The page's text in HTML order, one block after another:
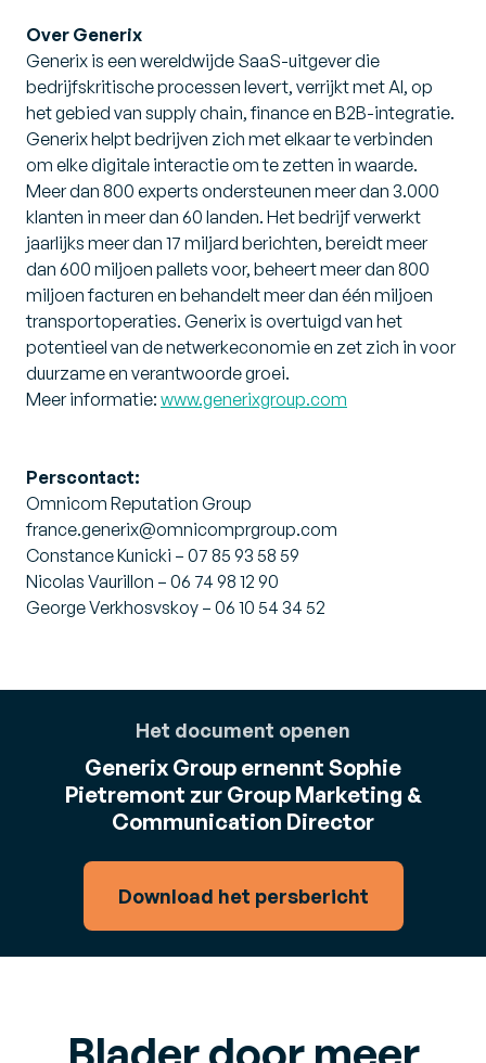
Over Generix
Generix is een wereldwijde SaaS-uitgever die
bedrijfskritische processen levert, verrijkt met AI, op
het gebied van supply chain, finance en B2B-integratie.
Generix helpt bedrijven zich met elkaar te verbinden
om elke digitale interactie om te zetten in waarde.
Meer dan 800 experts ondersteunen meer dan 3.000
klanten in meer dan 60 landen. Het bedrijf verwerkt
jaarlijks meer dan 17 miljard berichten, bereidt meer
dan 600 miljoen pallets voor, beheert meer dan 800
miljoen facturen en behandelt meer dan één miljoen
transportoperaties. Generix is overtuigd van het
potentieel van de netwerkeconomie en zet zich in voor
duurzame en verantwoorde groei.
Meer informatie: www.generixgroup.com
Perscontact:
Omnicom Reputation Group
france.generix@omnicomprgroup.com
Constance Kunicki – 07 85 93 58 59
Nicolas Vaurillon – 06 74 98 12 90
George Verkhosvskoy – 06 10 54 34 52
Het document openen
Generix Group ernennt Sophie
Pietremont zur Group Marketing &
Communication Director
Download het persbericht